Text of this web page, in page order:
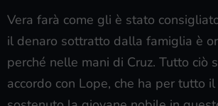
Vera farà come gli è stato
il denaro sottratto dalla famiglia è
perché nelle mani di Cruz. Tutto ciò
accordo con Lope, che ha per tutto